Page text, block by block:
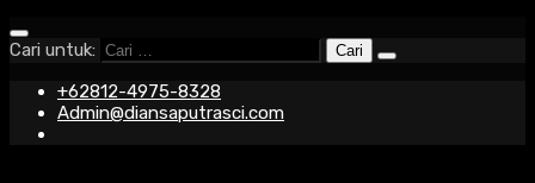
Cari untuk:
+62812-4975-8328
Admin@diansaputrasci.com